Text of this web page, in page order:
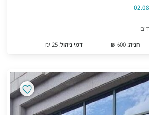
חניה: דמי ניהול: 25 ₪